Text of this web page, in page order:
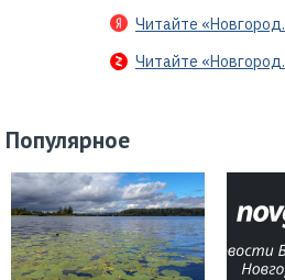
Читайте
Читайте
Популярное